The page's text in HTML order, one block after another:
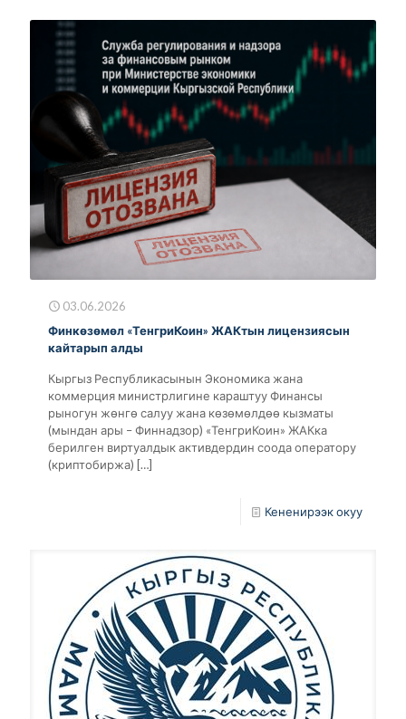
03.06.2026
Финкөзөмөл «ТенгриКоин» ЖАКтын лицензиясын
кайтарып алды
Кыргыз Республикасынын Экономика жана
коммерция министрлигине караштуу Финансы
рыногун жөнгө салуу жана көзөмөлдөө кызматы
(мындан ары – Финнадзор) «ТенгриКоин» ЖАКка
берилген виртуалдык активдердин соода оператору
(криптобиржа) […]
Кененирээк окуу